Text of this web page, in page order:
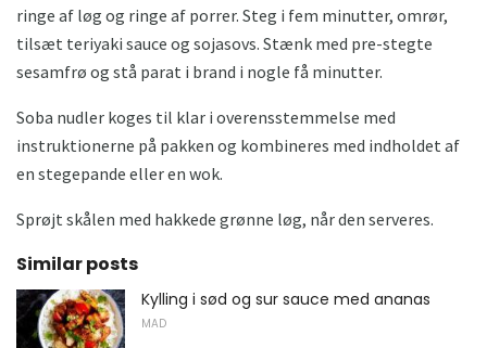
ringe af løg og ringe af porrer. Steg i fem minutter, omrør,
tilsæt teriyaki sauce og sojasovs. Stænk med pre-stegte
sesamfrø og stå parat i brand i nogle få minutter.
Soba nudler koges til klar i overensstemmelse med
instruktionerne på pakken og kombineres med indholdet af
en stegepande eller en wok.
Sprøjt skålen med hakkede grønne løg, når den serveres.
Similar posts
Kylling i sød og sur sauce med ananas
MAD